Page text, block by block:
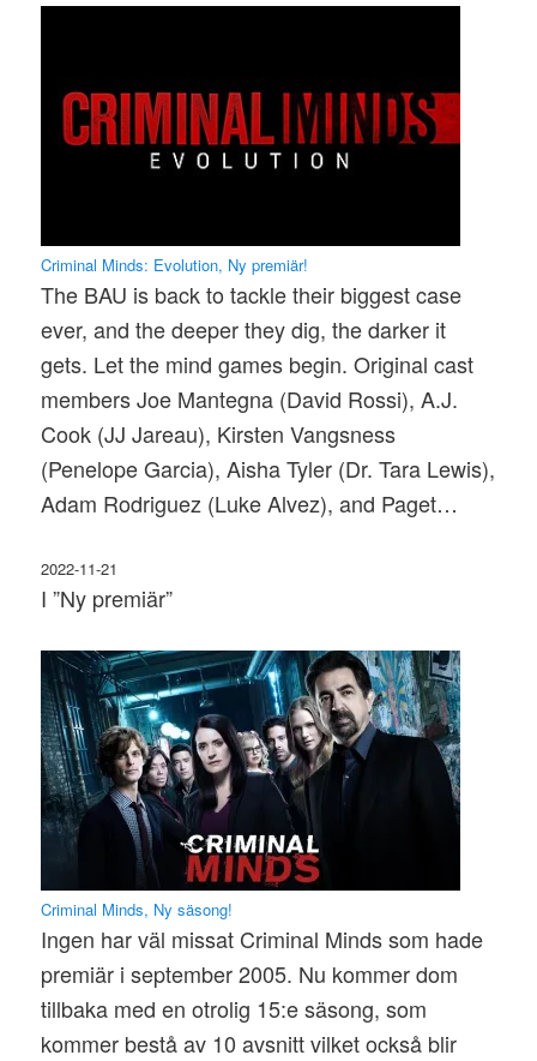
Criminal Minds: Evolution, Ny premiär!
The BAU is back to tackle their biggest case
ever, and the deeper they dig, the darker it
gets. Let the mind games begin. Original cast
members Joe Mantegna (David Rossi), A.J.
Cook (JJ Jareau), Kirsten Vangsness
(Penelope Garcia), Aisha Tyler (Dr. Tara Lewis),
Adam Rodriguez (Luke Alvez), and Paget…
2022-11-21
I ”Ny premiär”
Criminal Minds, Ny säsong!
Ingen har väl missat Criminal Minds som hade
premiär i september 2005. Nu kommer dom
tillbaka med en otrolig 15:e säsong, som
kommer bestå av 10 avsnitt vilket också blir